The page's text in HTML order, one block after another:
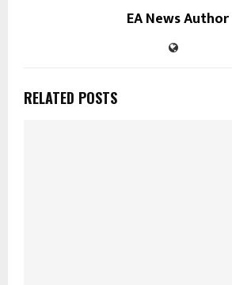
EA News Author
RELATED POSTS